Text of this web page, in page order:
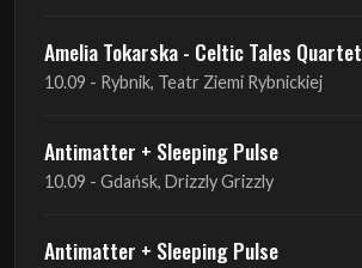
Amelia Tokarska - Celtic Tales Quartet
10.09 - Rybnik, Teatr Ziemi Rybnickiej
Antimatter + Sleeping Pulse
10.09 - Gdańsk, Drizzly Grizzly
Antimatter + Sleeping Pulse